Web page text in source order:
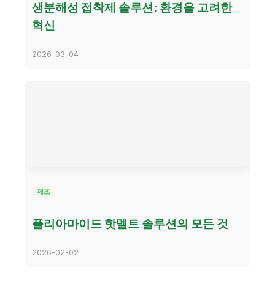
생분해성 접착제 솔루션: 환경을 고려한
혁신
2026-03-04
제조
폴리아마이드 핫멜트 솔루션의 모든 것
2026-02-02